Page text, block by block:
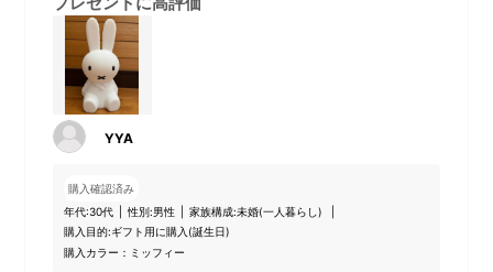
多くの人に愛されるミッフィ
実に再現したライトです。
YYA
購入確認済み
年代:30代 性別:男性 家族構成:未婚(一人暮らし)
購入目的:ギフト用に購入(誕生日)
購入カラー：ミッフィー